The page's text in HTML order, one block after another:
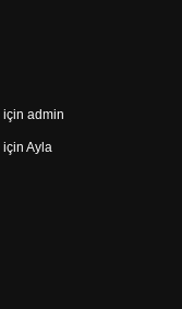
için admin
için Ayla